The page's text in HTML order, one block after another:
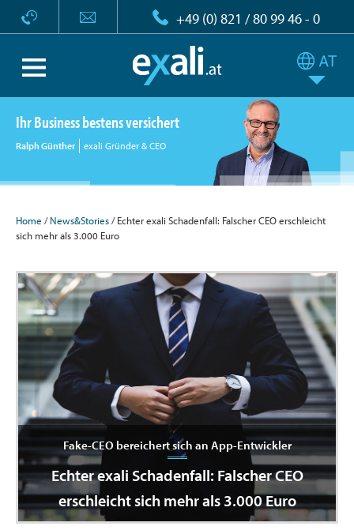
+49 (0) 821 / 80 99 46 - 0
Ihr Business bestens versichert
Ralph Günther exali Gründer & CEO
Home /News&Stories/ Echter exali Schadenfall: Falscher CEO erschleicht
sich mehr als 3.000 Euro
Fake-CEO bereichert sich an App-Entwickler
Echter exali Schadenfall: Falscher CEO
erschleicht sich mehr als 3.000 Euro